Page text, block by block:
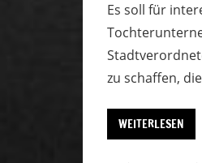
Es soll für
zu schaffen,
WEITERLESEN